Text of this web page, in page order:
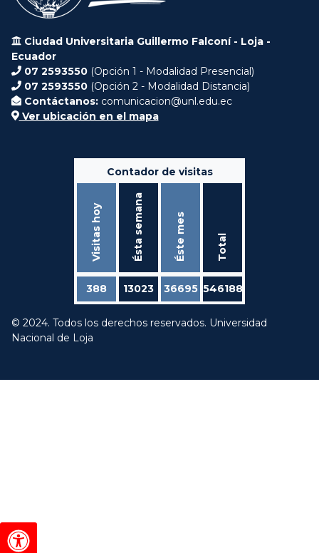
Ciudad Universitaria Guillermo Falconí - Loja -
Ecuador
07 2593550 (Opción 1 - Modalidad Presencial)
07 2593550 (Opción 2 - Modalidad Distancia)
Contáctanos: comunicacion@unl.edu.ec
Ver ubicación en el mapa
Contador de visitas
Visitas hoy Ésta semana Éste mes Total
388 13023 36695 546188
© 2024. Todos los derechos reservados. Universidad
Nacional de Loja